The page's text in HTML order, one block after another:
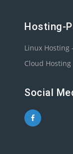
Hosting-
Linux Hosting
Cloud Hosting
Social